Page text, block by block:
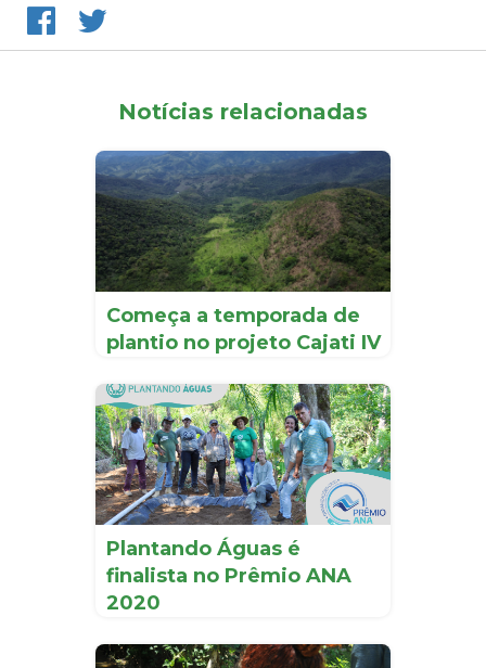
Notícias relacionadas
Começa a temporada de
plantio no projeto Cajati IV
Plantando Águas é
finalista no Prêmio ANA
2020